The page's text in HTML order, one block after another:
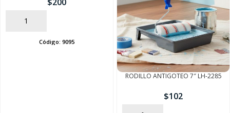
AÑADIR
Código: 9095
RODILLO ANTIGOTEO 7″ LH-2285
$102
SEGUÍ COMPRANDO
FINALIZÁ TU COMPRA